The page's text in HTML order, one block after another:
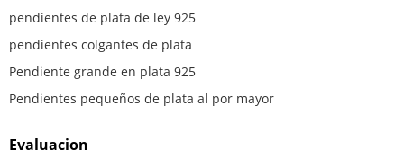
pendientes de plata de ley 925
pendientes colgantes de plata
Pendiente grande en plata 925
Pendientes pequeños de plata al por mayor
Evaluacion